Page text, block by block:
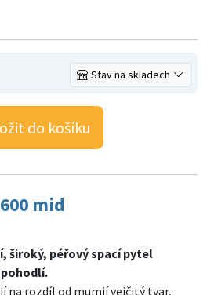
Stav na skladech
do košíku
600 mid
široký, péřový spací pytel
pohodlí.
na rozdíl od mumií vejčitý tvar,